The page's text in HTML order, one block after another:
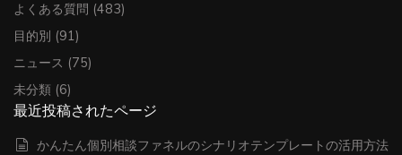
よくある質問 (483)
目的別 (91)
ニュース (75)
未分類 (6)
最近投稿されたページ
かんたん個別相談ファネルのシナリオテンプレートの活用方法